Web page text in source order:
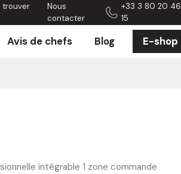
trouver
Nous
contacter
+33 3 80 20 46
15
Avis de chefs Blog E-shop
intégrable 1 zone commande